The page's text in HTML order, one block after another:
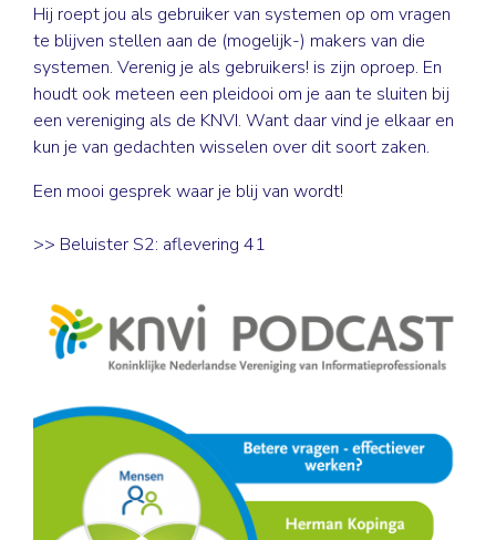
Hij roept jou als gebruiker van systemen op om vragen
te blijven stellen aan de (mogelijk-) makers van die
systemen. Verenig je als gebruikers! is zijn oproep. En
houdt ook meteen een pleidooi om je aan te sluiten bij
een vereniging als de KNVI. Want daar vind je elkaar en
kun je van gedachten wisselen over dit soort zaken.
Een mooi gesprek waar je blij van wordt!
>> Beluister S2: aflevering 41